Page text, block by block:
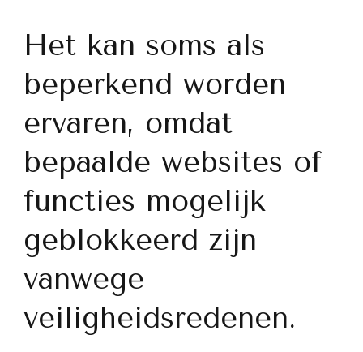
Het kan soms als
beperkend worden
ervaren, omdat
bepaalde websites of
functies mogelijk
geblokkeerd zijn
vanwege
veiligheidsredenen.